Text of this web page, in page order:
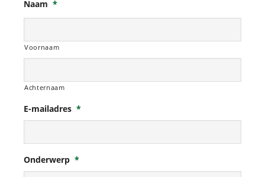
Naam *
Voornaam
Achternaam
E-mailadres *
Onderwerp *